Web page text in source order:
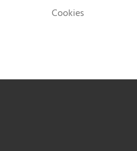
Cookies